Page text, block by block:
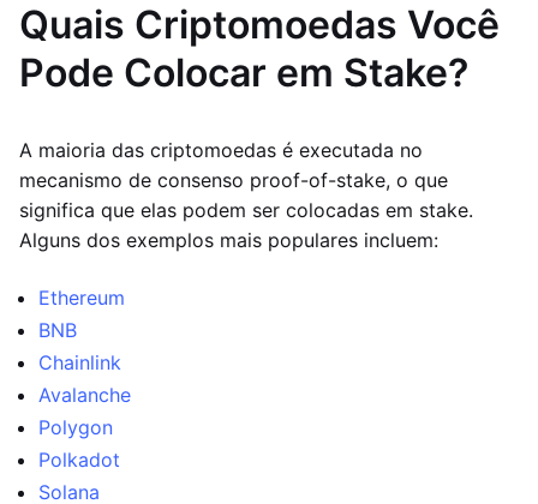
Quais Criptomoedas Você
Pode Colocar em Stake?
A maioria das criptomoedas é executada no
mecanismo de consenso proof-of-stake, o que
significa que elas podem ser colocadas em stake.
Alguns dos exemplos mais populares incluem:
Ethereum
BNB
Chainlink
Avalanche
Polygon
Polkadot
Solana